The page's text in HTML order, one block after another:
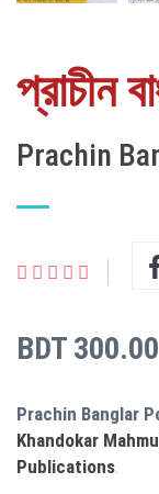
প্রাচীন
Prachin
BDT 300.00
Prachin Banglar
Khandokar
Publications